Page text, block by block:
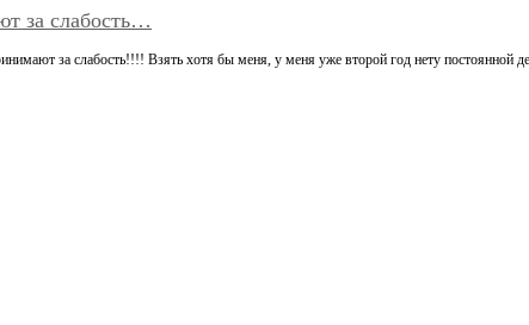
за слабость…
за слабость!!!! Взять хотя бы меня, у меня уже второй год нету